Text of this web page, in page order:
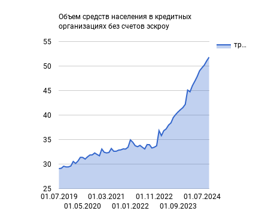
Объем средств населения в кредитных
организациях без счетов эскроу
тр…
01.07.2019
01.05.2020
01.03.2021
01.01.2022
01.11.2022
01.09.2023
01.07.2024
25
30
35
40
45
50
55